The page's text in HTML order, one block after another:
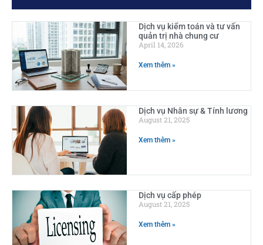
Dịch vụ kiểm toán và tư vấn
quản trị nhà chung cư
April 14, 2026
Xem thêm »
Dịch vụ Nhân sự & Tính lương
August 21, 2025
Xem thêm »
Dịch vụ cấp phép
August 21, 2025
Xem thêm »